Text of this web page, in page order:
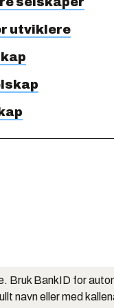
utviklere
Bruk BankID for
navn eller med